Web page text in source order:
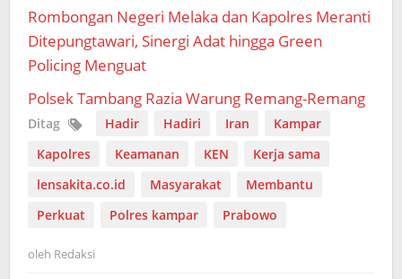
Rombongan Negeri Melaka dan Kapolres Meranti
Ditepungtawari, Sinergi Adat hingga Green
Policing Menguat
Polsek Tambang Razia Warung Remang-Remang
Ditag Hadir Hadiri Iran
Kampar
Kapolres
Keamanan KEN
Kerja sama
lensakita.co.id
Masyarakat
Membantu
Perkuat
Polres kampar Prabowo
oleh Redaksi